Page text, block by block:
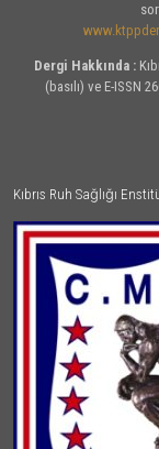
Dergi Hakkında :
(basılı) ve E-ISSN
Kıbrıs Ruh Sağlığı